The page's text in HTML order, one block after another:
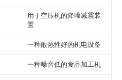
用于空压机的降噪减震装
置
一种散热性好的机电设备
一种噪音低的食品加工机